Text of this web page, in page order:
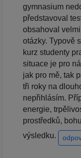
gymnasium
představoval
obsahoval
otázky. Typově
kurz studenty
situace je pro
jak pro mě, tak
tři roky na
nepřihlásím.
energie,
prostředků,
výsledku.